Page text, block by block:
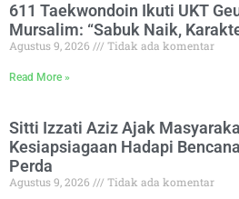
611 Taekwondoin Ikuti UKT
Mursalim: “Sabuk Naik,
Agustus 9, 2026 Tidak ada komentar
Read More »
Sitti Izzati Aziz Ajak
Kesiapsiagaan Hadapi
Perda
Agustus 9, 2026 Tidak ada komentar